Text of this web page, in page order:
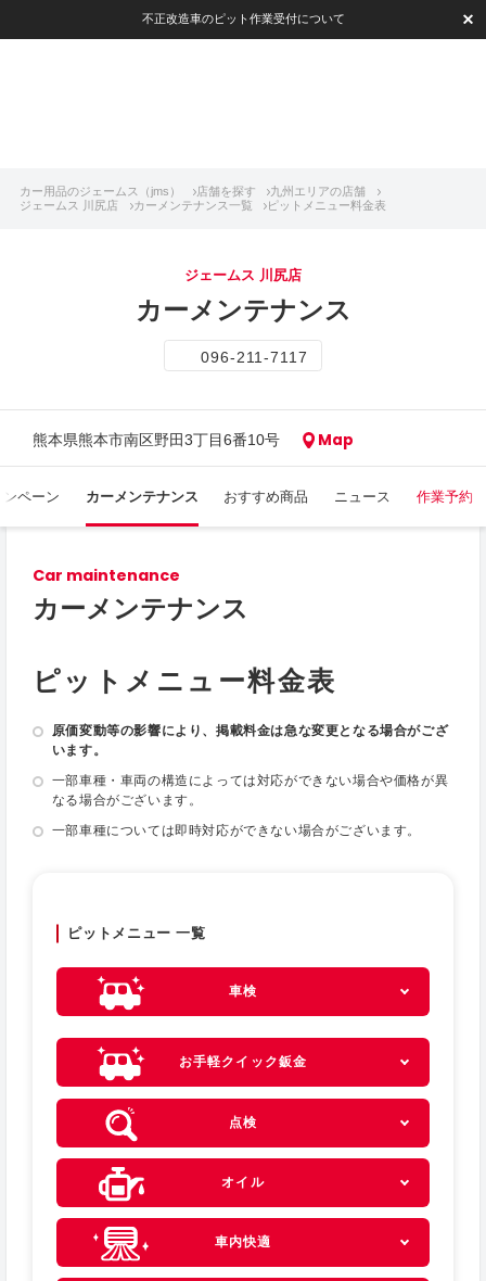
不正改造車のピット作業受付について
カー用品のジェームス（jms） 店舗を探す
九州エリアの店舗
ジェームス 川尻店
カーメンテナンス一覧 ピットメニュー料金表
ジェームス 川尻店
カーメンテナンス
096-211-7117
熊本県熊本市南区野田3丁目6番10号 Map
ペーン カーメンテナンス おすすめ商品 ニュース 作業予約
Car maintenance
カーメンテナンス
ピットメニュー料金表
原価変動等の影響により、掲載料金は急な変更となる場合がござ
います。
一部車種・車両の構造によっては対応ができない場合や価格が異
なる場合がございます。
一部車種については即時対応ができない場合がございます。
ピットメニュー 一覧
車検
お手軽クイック鈑金
点検
オイル
車内快適